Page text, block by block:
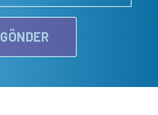
GÖNDER